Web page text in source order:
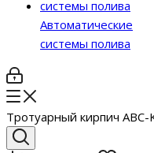
Автоматические
системы полива
Тротуарный кирпич